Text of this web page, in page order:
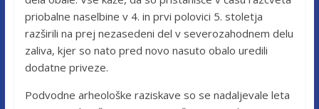
priobalne naselbine v 4. in prvi polovici 5. stoletja
razširili na prej nezasedeni del v severozahodnem delu
zaliva, kjer so nato pred novo nasuto obalo uredili
dodatne priveze.
Podvodne arheološke raziskave so se nadaljevale leta